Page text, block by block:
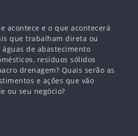
acontece e o que acontecerá
que trabalham direta ou
de abastecimento
resíduos sólidos
drenagem? Quais serão as
e ações que vão
ou seu negócio?